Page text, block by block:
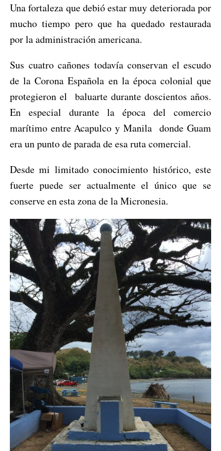
Una fortaleza que debió estar muy deteriorada por
mucho tiempo pero que ha quedado restaurada
por la administración americana.
Sus cuatro cañones todavía conservan el escudo
de la Corona Española en la época colonial que
protegieron el baluarte durante doscientos años.
En especial durante la época del comercio
marítimo entre Acapulco y Manila donde Guam
era un punto de parada de esa ruta comercial.
Desde mi limitado conocimiento histórico, este
fuerte puede ser actualmente el único que se
conserve en esta zona de la Micronesia.